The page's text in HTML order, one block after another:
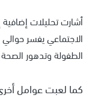
أشارت تحليلات
الطفولة وتدهور
كما لعبت عوامل